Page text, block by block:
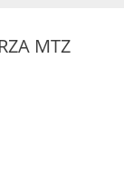
MTZ